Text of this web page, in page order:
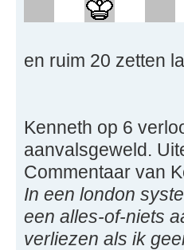
en ruim 20 zetten
Kenneth op 6
aanvalsgeweld.
Commentaar van
In een london
een alles-of-niets
verliezen als ik